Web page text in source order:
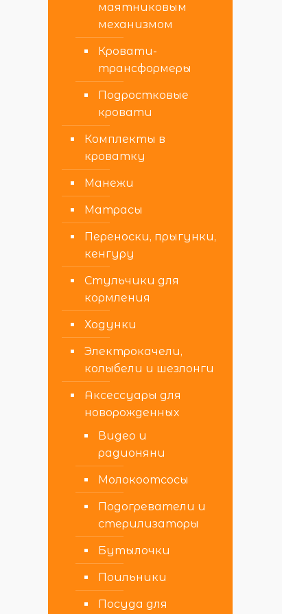
маятниковым
механизмом
Кровати-
трансформеры
Подростковые
кровати
Комплекты в
кроватку
Манежи
Матрасы
Переноски, прыгунки,
кенгуру
Стульчики для
кормления
Ходунки
Электрокачели,
колыбели и шезлонги
Аксессуары для
новорожденных
Видео и
радионяни
Молокоотсосы
Подогреватели и
стерилизаторы
Бутылочки
Поильники
Посуда для